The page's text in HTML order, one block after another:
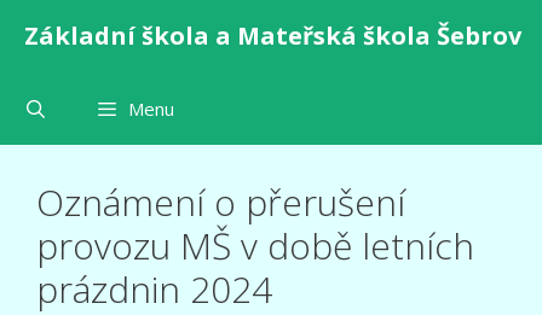
Základní škola a Mateřská škola Šebrov
Menu
Oznámení o přerušení
provozu MŠ v době letních
prázdnin 2024